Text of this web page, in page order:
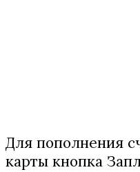
Для пополнения
карты кнопка